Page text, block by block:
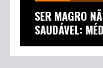
SER MAGRO
SAUDÁVEL: